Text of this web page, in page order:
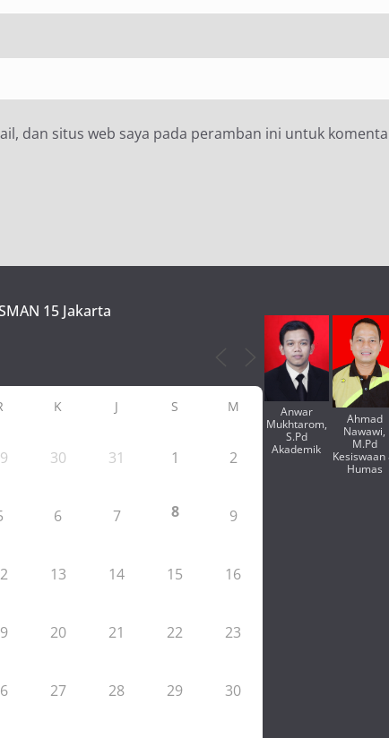
dan situs web saya pada peramban ini untuk
15 Jakarta
K J S M
30 31 1 2
6 7 8 9
13 14 15 16
20 21 22 23
27 28 29 30
Anwar
Mukhtarom,
S.Pd
Akademik
Ahmad
Nawawi,
M.Pd
Kesiswaan
Humas